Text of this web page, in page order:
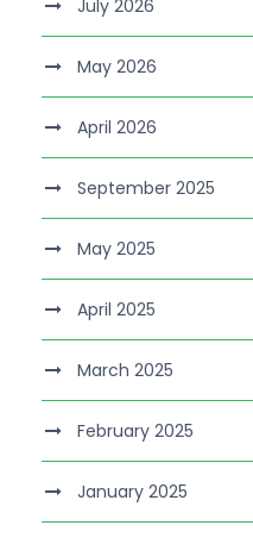
July 2026
May 2026
April 2026
September 2025
May 2025
April 2025
March 2025
February 2025
January 2025